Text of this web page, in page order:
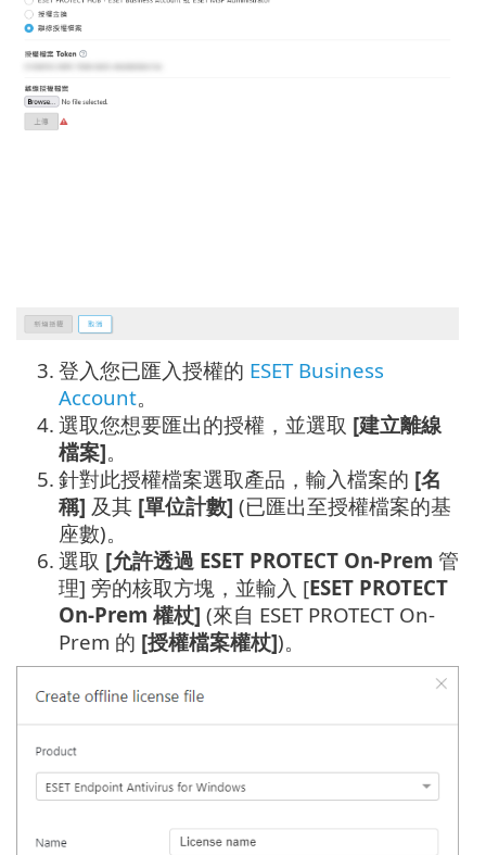
3. 登入您已匯入授權的 ESET Business
Account。
4. 選取您想要匯出的授權，並選取 [建立離線
檔案]。
5. 針對此授權檔案選取產品，輸入檔案的 [名
稱] 及其 [單位計數] (已匯出至授權檔案的基
座數)。
6. 選取 [允許透過 ESET PROTECT On-Prem 管
理] 旁的核取方塊，並輸入 [ESET PROTECT
On-Prem 權杖] (來自 ESET PROTECT On-
Prem 的 [授權檔案權杖])。